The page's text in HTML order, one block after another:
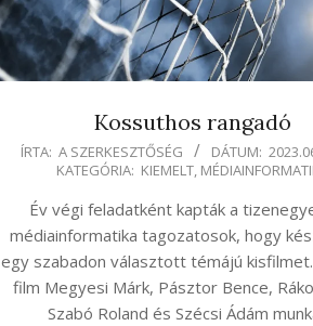
Kossuthos rangadó
2023-
ÍRTA: A SZERKESZTŐSÉG DÁTUM:
KATEGÓRIA: KIEMELT,
Év végi feladatként kapták a
médiainformatika tagozatosok, hogy
egy szabadon választott témájú
film Megyesi Márk, Pásztor Bence,
Szabó Roland és Szécsi Ádám